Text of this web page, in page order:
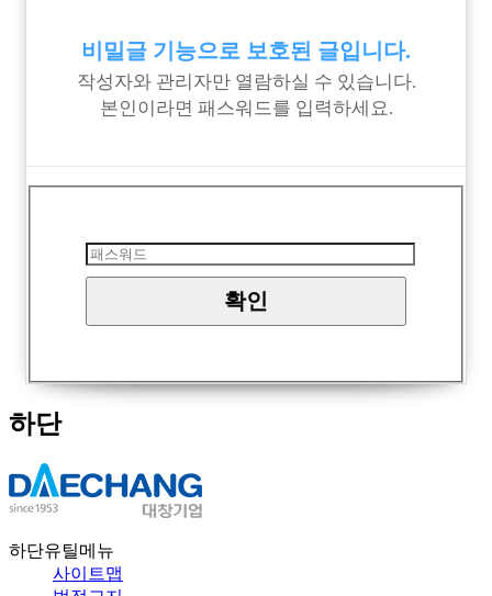
비밀글 기능으로 보호된 글입니다.
작성자와 관리자만 열람하실 수 있습니다.
본인이라면 패스워드를 입력하세요.
하단
하단유틸메뉴
사이트맵